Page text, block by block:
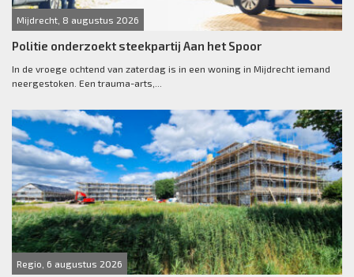
Mijdrecht, 8 augustus 2026
Politie onderzoekt steekpartij Aan het Spoor
In de vroege ochtend van zaterdag is in een woning in Mijdrecht iemand
neergestoken. Een trauma-arts,...
Regio, 6 augustus 2026